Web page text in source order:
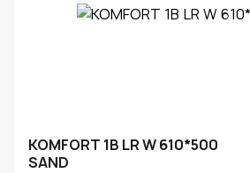
KOMFORT 1B LR W 610*500
SAND